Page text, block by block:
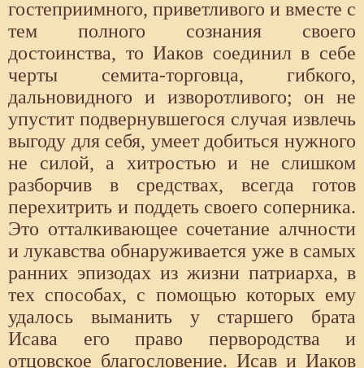
гостеприимного, приветливого и вместе с
тем полного сознания своего
достоинства, то Иаков соединил в себе
черты семита-торговца, гибкого,
дальновидного и изворотливого; он не
упустит подвернувшегося случая извлечь
выгоду для себя, умеет добиться нужного
не силой, а хитростью и не слишком
разборчив в средствах, всегда готов
перехитрить и поддеть своего соперника.
Это отталкивающее сочетание алчности
и лукавства обнаруживается уже в самых
ранних эпизодах из жизни патриарха, в
тех способах, с помощью которых ему
удалось выманить у старшего брата
Исава его право первородства и
отцовское благословение. Исав и Иаков